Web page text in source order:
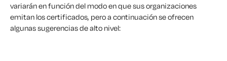
variarán en función del modo en que sus organizaciones
emitan los certificados, pero a continuación se ofrecen
algunas sugerencias de alto nivel: